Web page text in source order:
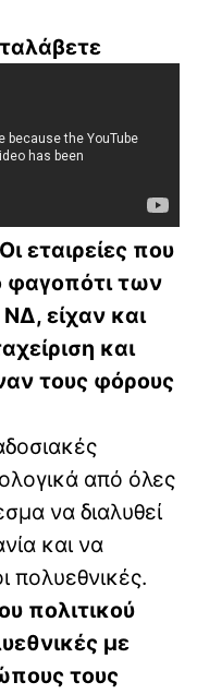
Οι εταιρείες που
φαγοπότι των
είχαν και
και
τους φόρους
από όλες
να διαλυθεί
και να
πολυεθνικές.
πολιτικού
με
τους